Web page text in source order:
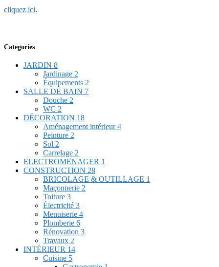
cliquez ici.
Categories
JARDIN 8
Jardinage 2
Équipements 2
SALLE DE BAIN 7
Douche 2
WC 2
DÉCORATION 18
Aménagement intérieur4
Peinture 2
Sol 2
Carrelage 2
ELECTROMENAGER 1
CONSTRUCTION 28
BRICOLAGE & OUTILLAGE 1
Maçonnerie 2
Toiture 3
Électricité 3
Menuiserie 4
Plomberie 6
Rénovation 3
Travaux 2
INTÉRIEUR 14
Cuisine 5